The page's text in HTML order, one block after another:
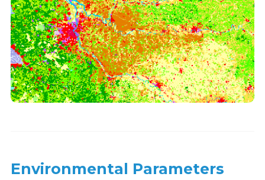
Environmental Parameters